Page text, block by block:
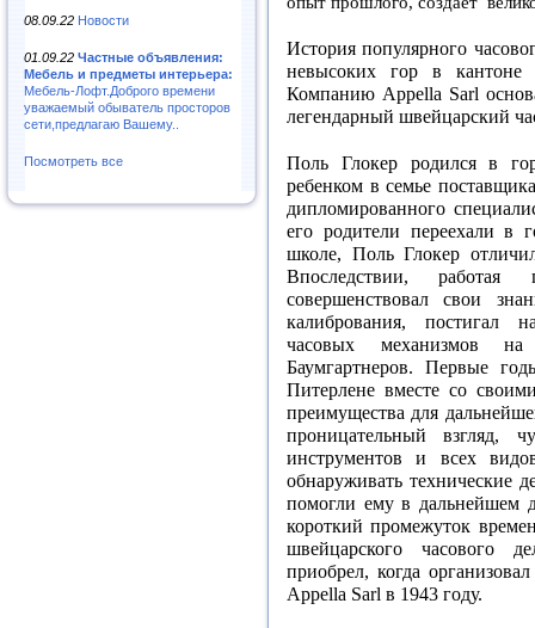
08.09.22 Новости
01.09.22 Частные объявления:
Мебель и предметы интерьера:
Мебель-Лофт.Доброго времени
уважаемый обыватель просторов
сети,предлагаю Вашему..
Посмотреть все
История популярного
невысоких гор в кантоне
Компанию Appella Sarl
легендарный швейцарский
Поль Глокер родился в
ребенком в семье
дипломированного
его родители переехали в
школе, Поль Глокер
Впоследствии, работая
совершенствовал свои
калибрования, постигал
часовых механизмов на
Баумгартнеров. Первые
Питерлене вместе со
преимущества для
проницательный взгляд,
инструментов и всех
обнаруживать технические
помогли ему в дальнейшем
короткий промежуток
швейцарского часового
приобрел, когда
Appella Sarl в 1943 году.